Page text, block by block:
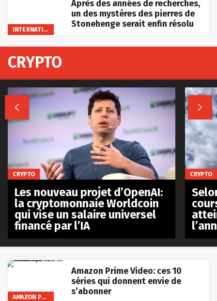
INTERNATIONAL
Après des années de recherches,
un des mystères des pierres de
Stonehenge serait enfin résolu
AMAZON PRIME VIDEO
Amazon Prime Video: ces 10
séries qui donnent envie de
s’abonner
CRYPTO
 
CRYPTO
Les nouveau projet d’OpenAI:
la cryptomonnaie Worldcoin
qui vise un salaire universel
financé par l’IA
CRYPTO